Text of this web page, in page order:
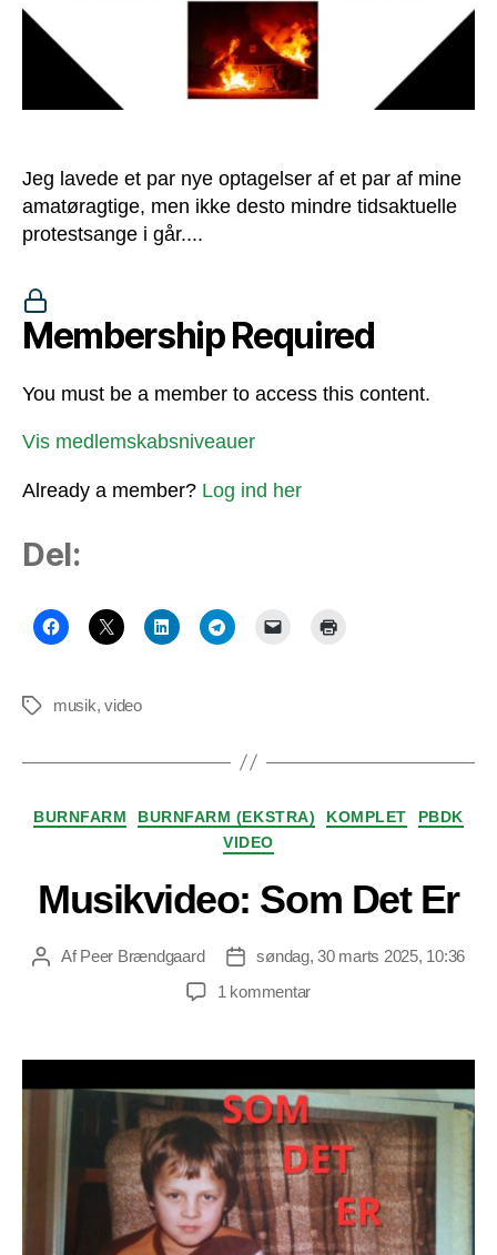
Jeg lavede et par nye optagelser af et par af mine
amatøragtige, men ikke desto mindre tidsaktuelle
protestsange i går....
Membership Required
You must be a member to access this content.
Vis medlemskabsniveauer
Already a member? Log ind her
Del:
Tags musik,video
Kategorier
BURNFARM BURNFARM (EKSTRA) KOMPLET
PBDK
VIDEO
Musikvideo: Som Det Er
Indlægsforfatter
AfPeer Brændgaard Indlægsdato
søndag, 30 marts 2025, 10:36
1 kommentartil
Det
Er